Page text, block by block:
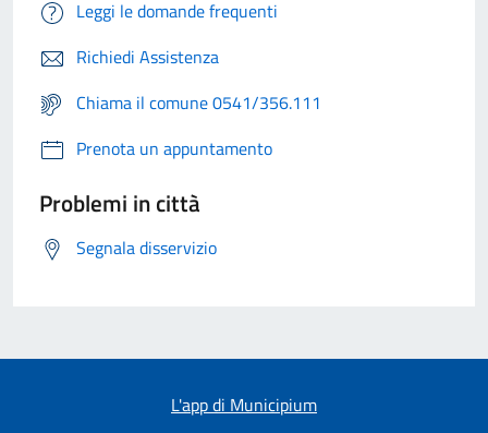
Leggi le domande frequenti
Richiedi Assistenza
Chiama il comune 0541/356.111
Prenota un appuntamento
Problemi in città
Segnala disservizio
L'app di Municipium